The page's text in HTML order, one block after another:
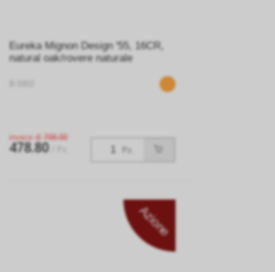
Eureka Mignon Design '55, 16CR,
natural oak/rovere naturale
Pz.
invece di 798.00
478.80
Azione